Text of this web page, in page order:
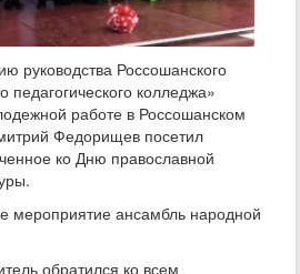
руководства Россошанского
педагогического колледжа»
работе в Россошанском
Федорищев посетил
ко Дню православной
мероприятие ансамбль народной
обратился ко всем